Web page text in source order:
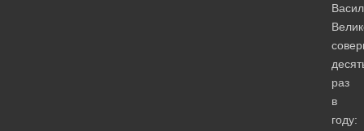
раз
в
году: